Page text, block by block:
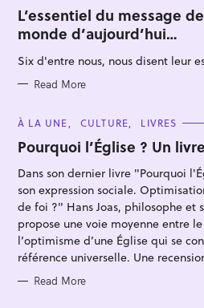
T
E
G
O
I
S
L’essentiel du message
monde d’aujourd’hui…
Six d'entre nous, nous disent leur
Read More
C
T
E
O
I
E
S
À LA UNE CULTURE LIVRES
Pourquoi l’Église ? Un
Dans son dernier livre "Pourquoi
son expression sociale.
de foi ?" Hans Joas, philosophe et
propose une voie moyenne entre
l’optimisme d’une Église qui se
référence universelle. Une
Read More